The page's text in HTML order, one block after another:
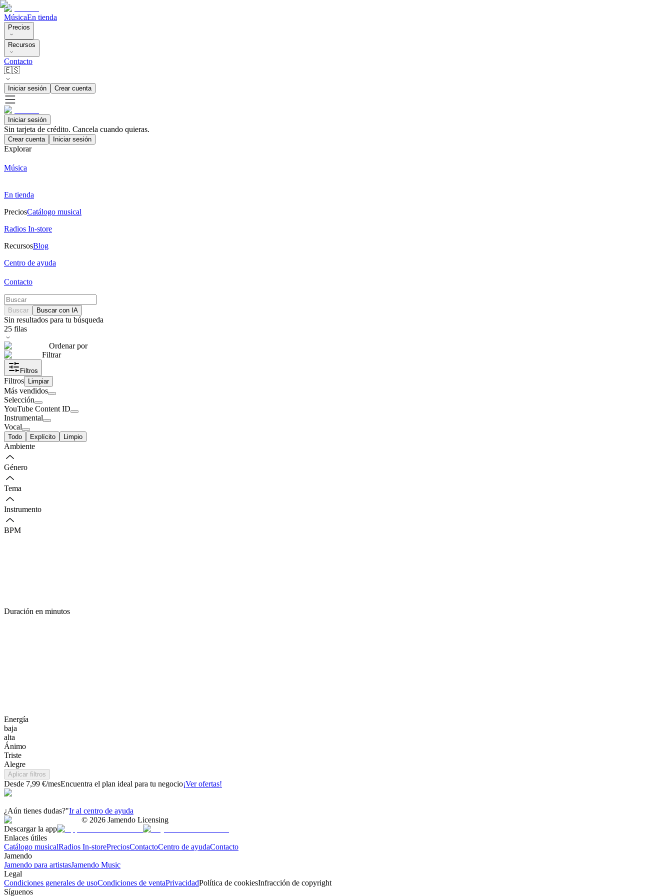
MúsicaEn tienda
Precios
Recursos
Contacto
🇪🇸
Iniciar sesión Crear cuenta
Iniciar sesión
Sin tarjeta de crédito. Cancela cuando quieras.
Crear cuenta Iniciar sesión
Explorar
Música
En tienda
PreciosCatálogo musical
Radios In-store
RecursosBlog
Centro de ayuda
Contacto
Buscar Buscar con IA
Sin resultados para tu búsqueda
25 filas
Ordenar por
Filtrar
Filtros
Filtros Limpiar
Más vendidos
Selección
YouTube Content ID
Instrumental
Vocal
Todo Explícito Limpio
Ambiente
Género
Tema
Instrumento
BPM
Duración en minutos
Energía
baja
alta
Ánimo
Triste
Alegre
Aplicar filtros
Desde 7,99 €/mesEncuentra el plan ideal para tu negocio¡Ver ofertas!
¿Aún tienes dudas?"Ir al centro de ayuda
© 2026 Jamendo Licensing
Descargar la app
Enlaces útiles
Catálogo musicalRadios In-storePreciosContactoCentro de ayudaContacto
Jamendo
Jamendo para artistasJamendo Music
Legal
Condiciones generales de usoCondiciones de ventaPrivacidadPolítica de cookiesInfracción de copyright
Síguenos